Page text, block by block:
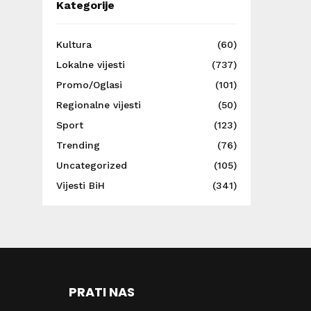
Kategorije
Kultura
(60)
Lokalne vijesti
(737)
Promo/Oglasi
(101)
Regionalne vijesti
(50)
Sport
(123)
Trending
(76)
Uncategorized
(105)
Vijesti BiH
(341)
PRATI NAS